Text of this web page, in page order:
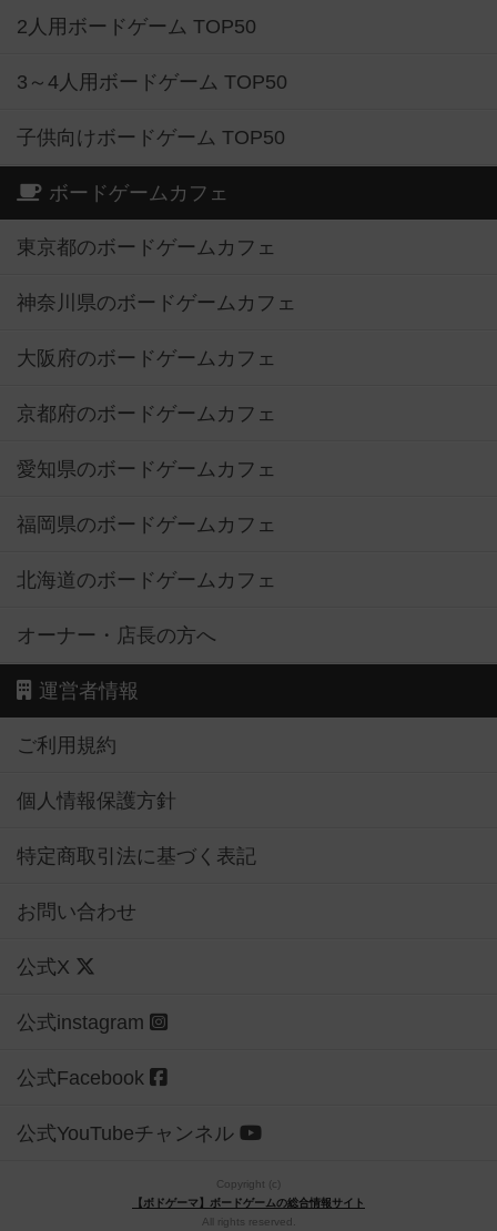
2人用ボードゲーム TOP50
3～4人用ボードゲーム TOP50
子供向けボードゲーム TOP50
ボードゲームカフェ
東京都のボードゲームカフェ
神奈川県のボードゲームカフェ
大阪府のボードゲームカフェ
京都府のボードゲームカフェ
愛知県のボードゲームカフェ
福岡県のボードゲームカフェ
北海道のボードゲームカフェ
オーナー・店長の方へ
運営者情報
ご利用規約
個人情報保護方針
特定商取引法に基づく表記
お問い合わせ
公式X
公式instagram
公式Facebook
公式YouTubeチャンネル
Copyright (c)
【ボドゲーマ】ボードゲームの総合情報サイト
All rights reserved.